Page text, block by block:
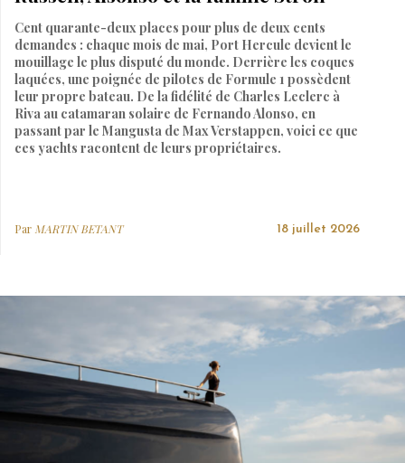
Cent quarante-deux places pour plus de deux cents
demandes : chaque mois de mai, Port Hercule devient le
mouillage le plus disputé du monde. Derrière les coques
laquées, une poignée de pilotes de Formule 1 possèdent
leur propre bateau. De la fidélité de Charles Leclerc à
Riva au catamaran solaire de Fernando Alonso, en
passant par le Mangusta de Max Verstappen, voici ce que
ces yachts racontent de leurs propriétaires.
Par MARTIN BETANT 18 juillet 2026